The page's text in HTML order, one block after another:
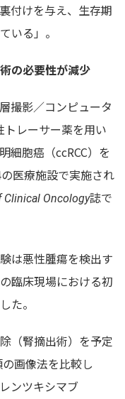
付けを与え、生存期
いる」。
の必要性が減少
撮影／コンピュータ
トレーサー薬を用い
細胞癌（ccRCC）を
医療施設で実施され
Clinical Oncology誌で
は悪性腫瘍を検出す
臨床現場における初
た。
（腎摘出術）を予定
画像法を比較し
ンツキシマブ